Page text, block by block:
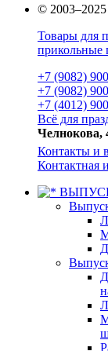
© 2003–2025
Товары для
прикольные
+7 (9082)
+7 (9082)
+7 (4012)
Всё для
Челнокова,
Контакты и
Контактная